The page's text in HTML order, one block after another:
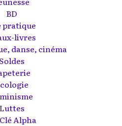
BD
pratique
livres
danse, cinéma
Luttes
Alpha